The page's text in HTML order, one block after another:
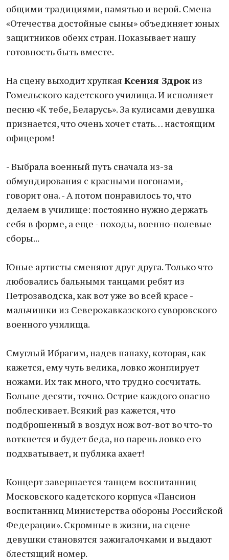
общими традициями, памятью и верой. Смена
«Отечества достойные сыны» объединяет юных
защитников обеих стран. Показывает нашу
готовность быть вместе.
На сцену выходит хрупкая Ксения Здрокиз
Гомельского кадетского училища. И исполняет
песню «К тебе, Беларусь». За кулисами девушка
признается, что очень хочет стать… настоящим
офицером!
- Выбрала военный путь сначала из-за
обмундирования с красными погонами, -
говорит она. - А потом понравилось то, что
делаем в училище: постоянно нужно держать
себя в форме, а еще - походы, военно-полевые
сборы...
Юные артисты сменяют друг друга. Только что
любовались бальными танцами ребят из
Петрозаводска, как вот уже во всей красе -
мальчишки из Северокавказского суворовского
военного училища.
Смуглый Ибрагим, надев папаху, которая, как
кажется, ему чуть велика, ловко жонглирует
ножами. Их так много, что трудно сосчитать.
Больше десяти, точно. Острие каждого опасно
поблескивает. Всякий раз кажется, что
подброшенный в воздух нож вот-вот во что-то
воткнется и будет беда, но парень ловко его
подхватывает, и публика ахает!
Концерт завершается танцем воспитанниц
Московского кадетского корпуса «Пансион
воспитанниц Министерства обороны Российской
Федерации». Скромные в жизни, на сцене
девушки становятся зажигалочками и выдают
блестящий номер.